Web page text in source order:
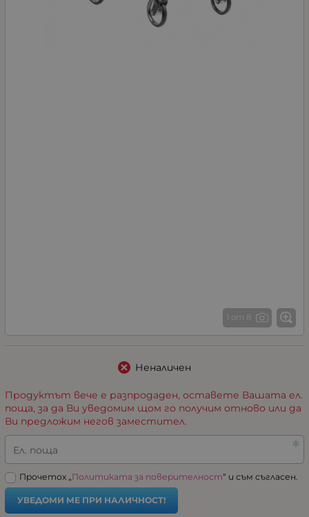
1 от 8
Неналичен
Продуктът вече е разпродаден, оставете Вашата ел.
поща, за да Ви уведомим щом го получим отново или да
Ви предложим негов заместител.
Ел. поща
Прочетох „Политиката за поверителност“ и съм съгласен.
УВЕДОМИ МЕ ПРИ НАЛИЧНОСТ!